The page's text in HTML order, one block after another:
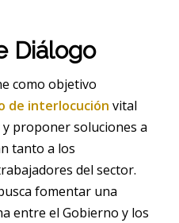
Diálogo
como objetivo
de interlocución vital
proponer soluciones a
tanto a los
del sector.
fomentar una
entre el Gobierno y los